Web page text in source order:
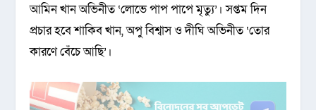
আমিন খান অভিনীত ‘লোভে পাপ পাপে মৃত্যু’। সপ্তম দিন
প্রচার হবে শাকিব খান, অপু বিশ্বাস ও দীঘি অভিনীত ‘তোর
কারণে বেঁচে আছি’।